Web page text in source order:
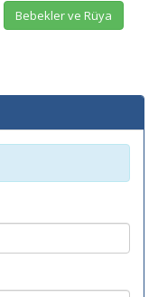
Bebekler ve Rüya